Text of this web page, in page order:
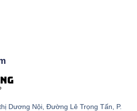
Dương Nội, Đường Lê Trọng Tấn, P.